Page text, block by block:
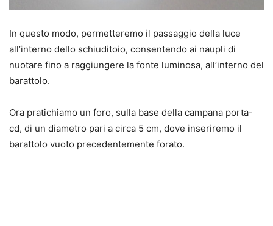
In questo modo, permetteremo il passaggio della luce
all’interno dello schiuditoio, consentendo ai naupli di
nuotare fino a raggiungere la fonte luminosa, all’interno del
barattolo.
Ora pratichiamo un foro, sulla base della campana porta-
cd, di un diametro pari a circa 5 cm, dove inseriremo il
barattolo vuoto precedentemente forato.